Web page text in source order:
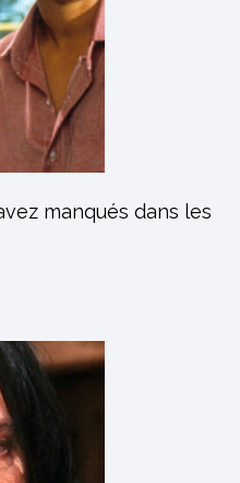
manqués dans les